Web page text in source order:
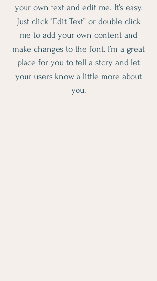
your own text and edit me. It’s easy.
Just click “Edit Text” or double click
me to add your own content and
make changes to the font. I’m a great
place for you to tell a story and let
your users know a little more about
you.